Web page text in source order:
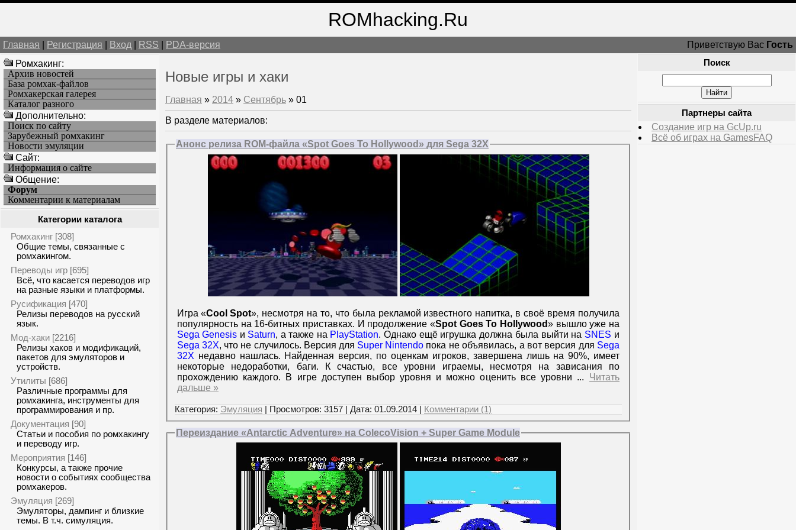
ROMhacking.Ru
Главная Регистрация Вход RSS PDA-версия Приветствую Вас Гость
Ромхакинг:
Архив новостей
База ромхак-файлов
Ромхакерская галерея
Каталог разного
Дополнительно:
Поиск по сайту
Зарубежный ромхакинг
Новости эмуляции
Cайт:
Информация о сайте
Общение:
Форум
Комментарии к материалам
Категории каталога
Ромхакинг [308]
Общие темы, связанные с
ромхакингом.
Переводы игр [695]
Всё, что касается переводов игр
на разные языки и платформы.
Русификация [470]
Релизы переводов на русский
язык.
Мод-хаки [2216]
Релизы хаков и модификаций,
пакетов для эмуляторов и
устройств.
Утилиты [686]
Различные программы для
ромхакинга, инструменты для
программирования и пр.
Документация [90]
Статьи и пособия по ромхакингу
и переводу игр.
Мероприятия [146]
Конкурсы, а также прочие
новости о событиях сообщества
ромхакеров.
Эмуляция [269]
Эмуляторы, дампинг и близкие
темы. В т.ч. симуляция.
Новые игры и хаки
Главная » 2014 » Сентябрь » 01
В разделе материалов:
Анонс релиза ROM-файла «Spot Goes To Hollywood» для Sega 32X
Игра «Cool Spot», несмотря на то, что была рекламой известного напитка, в своё время получила
популярность на 16-битных приставках. И продолжение «Spot Goes To Hollywood» вышло уже на
Sega Genesis и Saturn, а также на PlayStation. Однако ещё игрушка должна была выйти на SNES и
Sega 32X, что не случилось. Версия для Super Nintendo пока не объявилась, а вот версия для Sega
32X недавно нашлась. Найденная версия, по оценкам игроков, завершена лишь на 90%, имеет
некоторые недоработки, баги. К счастью, все уровни играемы, несмотря на зависания по
прохождению каждого. В игре доступен выбор уровня и можно оценить все уровни ... Читать
дальше »
Категория: Эмуляция | Просмотров: 3157 | Дата: 01.09.2014 Комментарии (1)
Переиздание «Antarctic Adventure» на ColecoVision + Super Game Module
Поиск
Партнеры сайта
Создание игр на GcUp.ru
Всё об играх на GamesFAQ